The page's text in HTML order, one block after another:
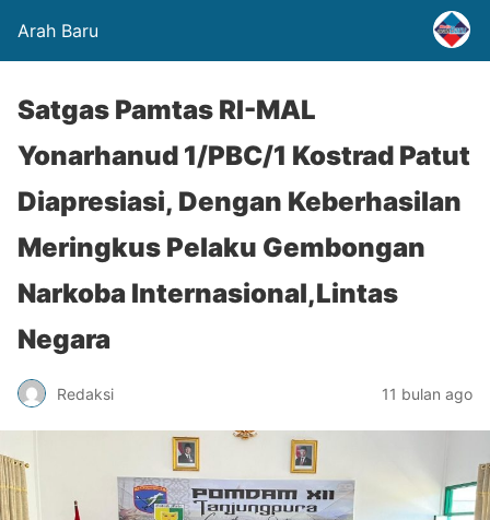
Arah Baru
Satgas Pamtas RI-MAL
Yonarhanud 1/PBC/1 Kostrad Patut
Diapresiasi, Dengan Keberhasilan
Meringkus Pelaku Gembongan
Narkoba Internasional,Lintas
Negara
Redaksi 11 bulan ago